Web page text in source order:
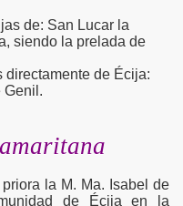
de: San Lucar la
siendo la prelada de
directamente de Écija:
Genil.
la M. Ma. Isabel de
de Écija en la